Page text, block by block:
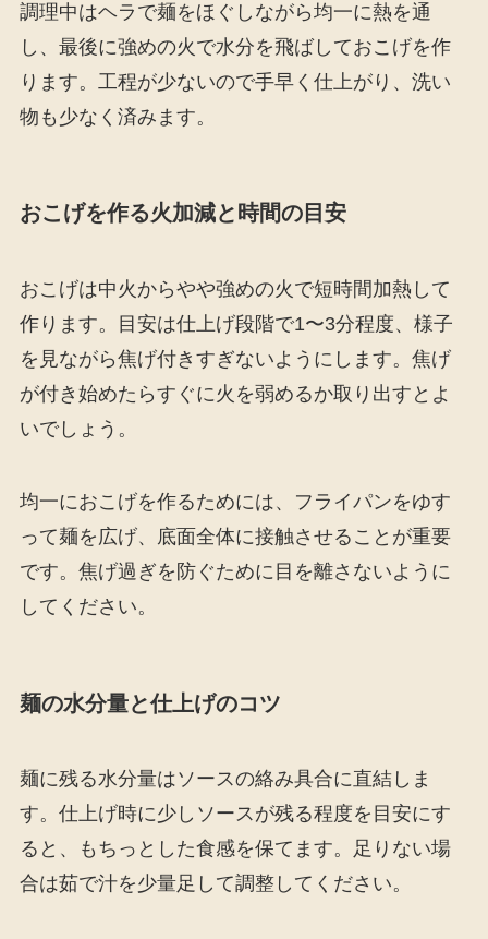
調理中はヘラで麺をほぐしながら均一に熱を通
し、最後に強めの火で水分を飛ばしておこげを作
ります。工程が少ないので手早く仕上がり、洗い
物も少なく済みます。
おこげを作る火加減と時間の目安
おこげは中火からやや強めの火で短時間加熱して
作ります。目安は仕上げ段階で1〜3分程度、様子
を見ながら焦げ付きすぎないようにします。焦げ
が付き始めたらすぐに火を弱めるか取り出すとよ
いでしょう。
均一におこげを作るためには、フライパンをゆす
って麺を広げ、底面全体に接触させることが重要
です。焦げ過ぎを防ぐために目を離さないように
してください。
麺の水分量と仕上げのコツ
麺に残る水分量はソースの絡み具合に直結しま
す。仕上げ時に少しソースが残る程度を目安にす
ると、もちっとした食感を保てます。足りない場
合は茹で汁を少量足して調整してください。